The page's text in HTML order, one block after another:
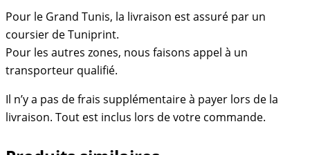
Pour le Grand Tunis, la livraison est assuré par un
coursier de Tuniprint.
Pour les autres zones, nous faisons appel à un
transporteur qualifié.
Il n’y a pas de frais supplémentaire à payer lors de la
livraison. Tout est inclus lors de votre commande.